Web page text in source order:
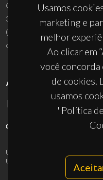
Usamos
marketing e
melhor
Ao clicar em
você concorda
de cookies.
usamos
"Política
Campus Universitário de
3810-193 Aveiro - Portugal
(+351) 234 370 200
ciceco@ua.pt
APOIOS
UID/PRR/50011/2025
UID/PRR2/50011/2025